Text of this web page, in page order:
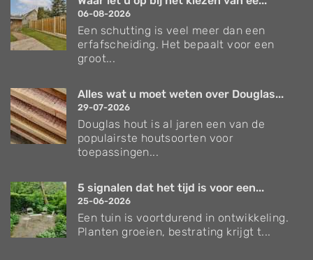
06-08-2026
Een schutting is veel meer dan een
erfafscheiding. Het bepaalt voor een
groot...
Alles wat u moet weten over Douglas...
29-07-2026
Douglas hout is al jaren een van de
populairste houtsoorten voor
toepassingen...
5 signalen dat het tijd is voor een...
25-06-2026
Een tuin is voortdurend in ontwikkeling.
Planten groeien, bestrating krijgt t...